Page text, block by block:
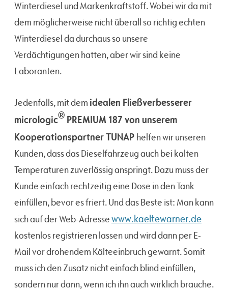
Winterdiesel und Markenkraftstoff. Wobei wir da mit
dem möglicherweise nicht überall so richtig echten
Winterdiesel da durchaus so unsere
Verdächtigungen hatten, aber wir sind keine
Laboranten.
Jedenfalls, mit dem idealen Fließverbesserer
micrologic®PREMIUM 187 von unserem
Kooperationspartner TUNAP helfen wir unseren
Kunden, dass das Dieselfahrzeug auch bei kalten
Temperaturen zuverlässig anspringt. Dazu muss der
Kunde einfach rechtzeitig eine Dose in den Tank
einfüllen, bevor es friert. Und das Beste ist: Man kann
sich auf der Web-Adressewww.kaeltewarner.de
kostenlos registrieren lassen und wird dann per E-
Mail vor drohendem Kälteeinbruch gewarnt. Somit
muss ich den Zusatz nicht einfach blind einfüllen,
sondern nur dann, wenn ich ihn auch wirklich brauche.